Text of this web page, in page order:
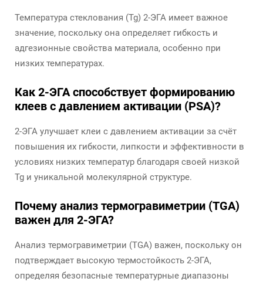
Температура стеклования (Tg) 2-ЭГА имеет важное
значение, поскольку она определяет гибкость и
адгезионные свойства материала, особенно при
низких температурах.
Как 2-ЭГА способствует формированию
клеев с давлением активации (PSA)?
2-ЭГА улучшает клеи с давлением активации за счёт
повышения их гибкости, липкости и эффективности в
условиях низких температур благодаря своей низкой
Tg и уникальной молекулярной структуре.
Почему анализ термогравиметрии (TGA)
важен для 2-ЭГА?
Анализ термогравиметрии (TGA) важен, поскольку он
подтверждает высокую термостойкость 2-ЭГА,
определяя безопасные температурные диапазоны